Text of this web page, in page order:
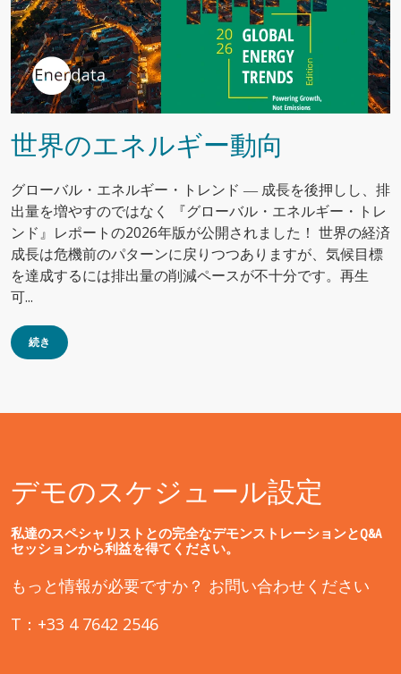
世界のエネルギー動向
グローバル・エネルギー・トレンド ― 成長を後押しし、排
出量を増やすのではなく 『グローバル・エネルギー・トレ
ンド』レポートの2026年版が公開されました！ 世界の経済
成長は危機前のパターンに戻りつつありますが、気候目標
を達成するには排出量の削減ペースが不十分です。再生
可...
続き
デモのスケジュール設定
私達のスペシャリストとの完全なデモンストレーションとQ&A
セッションから利益を得てください。
もっと情報が必要ですか？ お問い合わせください
T：+33 4 7642 2546